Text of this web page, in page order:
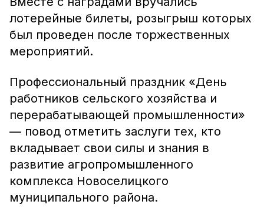
лотерейные билеты, розыгрыш которых
был проведен после торжественных
мероприятий.
Профессиональный праздник «День
работников сельского хозяйства и
перерабатывающей промышленности»
— повод отметить заслуги тех, кто
вкладывает свои силы и знания в
развитие агропромышленного
комплекса Новоселицкого
муниципального района.